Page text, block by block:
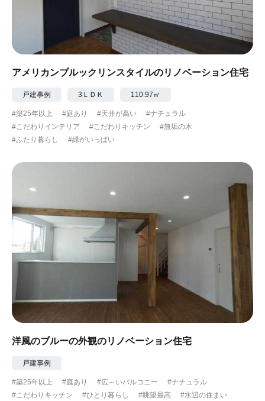
アメリカンブルックリンスタイルのリノベーション住宅
戸建事例 3ＬＤＫ 110.97㎡
#築25年以上 #庭あり #天井が高い
#ナチュラル
#こだわりインテリア
#こだわりキッチン
#無垢の木
#ふたり暮らし
#緑がいっぱい
洋風のブルーの外観のリノベーション住宅
戸建事例
#築25年以上 #庭あり #広～いバルコニー
#ナチュラル
#こだわりキッチン
#ひとり暮らし #眺望最高 #水辺の住まい